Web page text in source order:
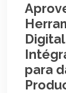
para